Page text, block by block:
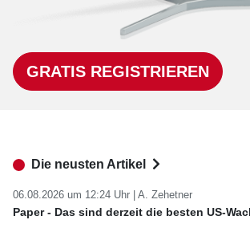
GRATIS REGISTRIEREN
Die neusten Artikel
06.08.2026 um 12:24 Uhr | A. Zehetner
Paper - Das sind derzeit die besten US-